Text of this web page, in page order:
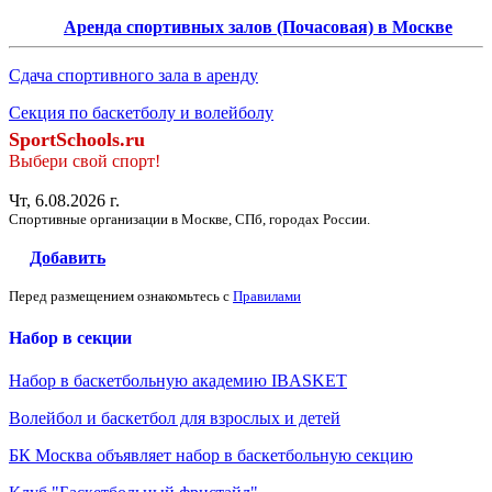
Аренда спортивных залов (Почасовая) в Москве
Сдача спортивного зала в аренду
Секция по баскетболу и волейболу
SportSchools.ru
Выбери свой спорт!
Чт, 6.08.2026 г.
Спортивные организации в Москве, СПб, городах России.
Добавить
Перед размещением ознакомьтесь с Правилами
Набор в секции
Набор в баскетбольную академию IBASKET
Волейбол и баскетбол для взрослых и детей
БК Москва объявляет набор в баскетбольную секцию